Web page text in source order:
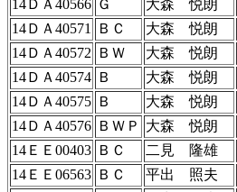
14ＤＡ40566 Ｇ 大森 悦朗
14ＤＡ40571
ＢＣ 大森 悦朗
14ＤＡ40572
ＢＷ 大森 悦朗
14ＤＡ40574 Ｂ 大森 悦朗
14ＤＡ40575 Ｂ 大森 悦朗
14ＤＡ40576 ＢＷＰ 大森 悦朗
14ＥＥ00403 ＢＣ 二見 隆雄
14ＥＥ06563 ＢＣ 平出 照夫